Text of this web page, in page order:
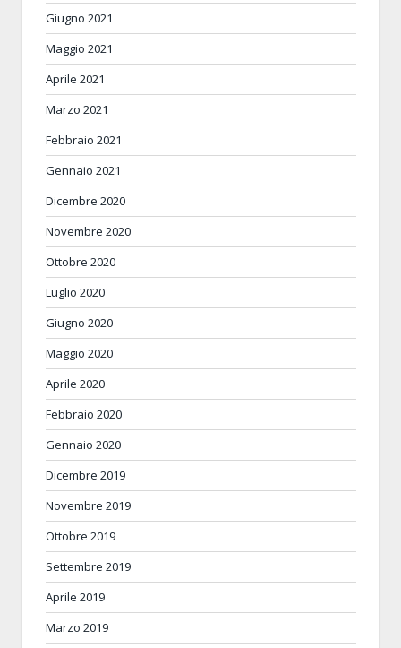
Giugno 2021
Maggio 2021
Aprile 2021
Marzo 2021
Febbraio 2021
Gennaio 2021
Dicembre 2020
Novembre 2020
Ottobre 2020
Luglio 2020
Giugno 2020
Maggio 2020
Aprile 2020
Febbraio 2020
Gennaio 2020
Dicembre 2019
Novembre 2019
Ottobre 2019
Settembre 2019
Aprile 2019
Marzo 2019